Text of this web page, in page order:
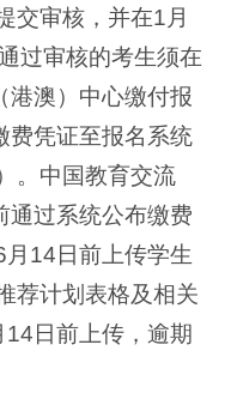
交审核，并在1月
过审核的考生须在
港澳）中心缴付报
费凭证至报名系统
。中国教育交流
通过系统公布缴费
14日前上传学生
荐计划表格及相关
日前上传，逾期